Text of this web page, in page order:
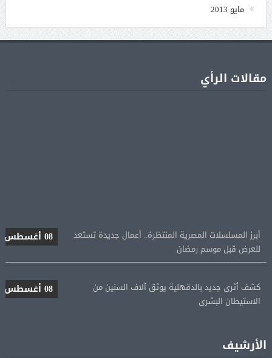
مايو 2013
مقالات الرأي
للعرض قبل موسم رمضان
الاستيطان البشرى
المؤهلة لأولمبياد 2028
الأرشيف